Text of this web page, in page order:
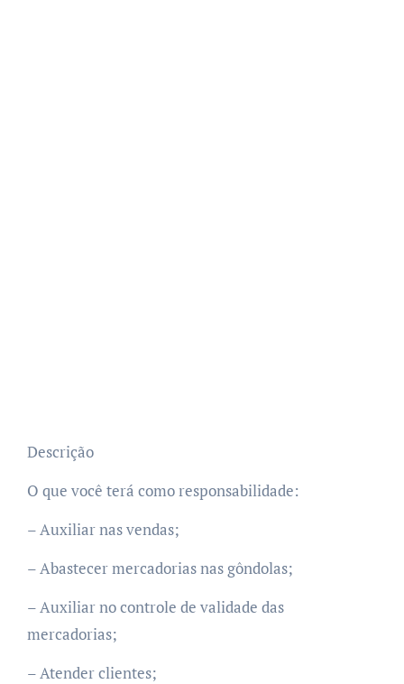
Descrição
O que você terá como responsabilidade:
– Auxiliar nas vendas;
– Abastecer mercadorias nas gôndolas;
– Auxiliar no controle de validade das
mercadorias;
– Atender clientes;